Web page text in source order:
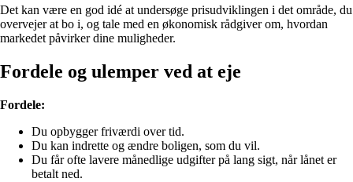
Det kan være en god idé at undersøge prisudviklingen i det område, du
overvejer at bo i, og tale med en økonomisk rådgiver om, hvordan
markedet påvirker dine muligheder.
Fordele og ulemper ved at eje
Fordele:
Du opbygger friværdi over tid.
Du kan indrette og ændre boligen, som du vil.
Du får ofte lavere månedlige udgifter på lang sigt, når lånet er
betalt ned.